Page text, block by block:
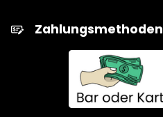
Zahlungsmethoden